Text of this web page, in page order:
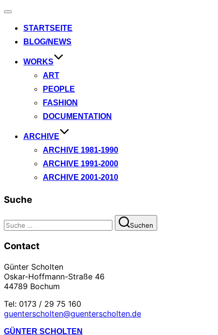
Navigation
STARTSEITE
BLOG/NEWS
WORKS
ART
PEOPLE
FASHION
DOCUMENTATION
ARCHIVE
ARCHIVE 1981-1990
ARCHIVE 1991-2000
ARCHIVE 2001-2010
Suche
Suchen
nach:
Suchen
Contact
Günter Scholten
Oskar-Hoffmann-Straße 46
44789 Bochum
Tel: 0173 / 29 75 160
guenterscholten@guenterscholten.de
Zum
GÜNTER SCHOLTEN